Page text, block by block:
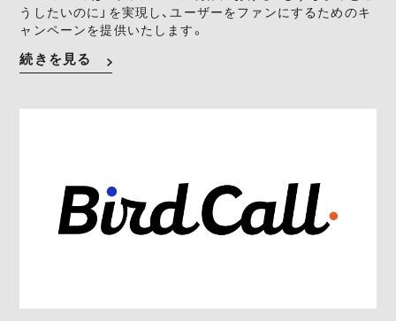
うしたいのに」を実現し、ユーザーをファンにするためのキ
ャンペーンを提供いたします。
続きを見る